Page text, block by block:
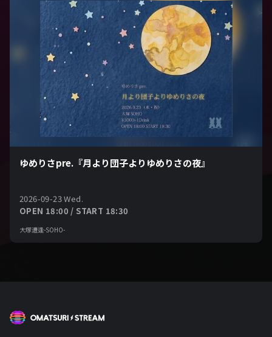
ゆめりさpre.『月より団子よりゆめりさの夜』
2026-09-23 Wed.
OPEN 18:00 / START 18:30
大塚遭逢-SOHO-